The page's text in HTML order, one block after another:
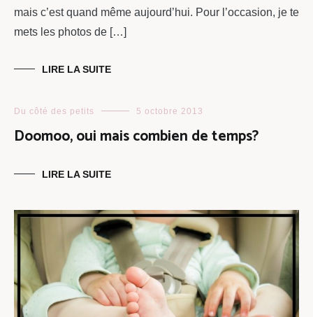
mais c’est quand même aujourd’hui. Pour l’occasion, je te
mets les photos de […]
LIRE LA SUITE
Du côté des petits 5 octobre 2013
Doomoo, oui mais combien de temps?
LIRE LA SUITE